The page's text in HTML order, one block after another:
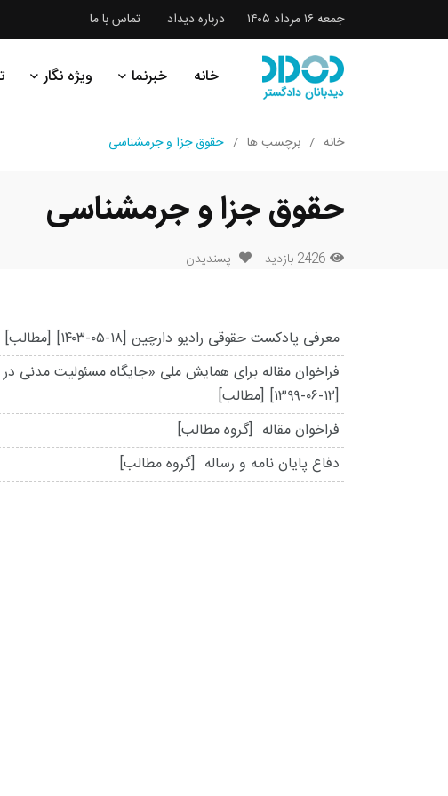
جمعه ۱۶ مرداد ۱۴۰۵ درباره دیداد تماس با ما
خانه خبرنما ویژه نگار
خانه برچسب ها حقوق جزا و جرمشناسی
حقوق جزا و جرمشناسی
2426 بازدید پسندیدن
معرفی پادکست حقوقی رادیو دارچین [۱۴۰۳-۰۵-۱۸] [مطالب]
فراخوان مقاله برای همایش ملی «جایگاه مسئولیت مدنی در
[۱۳۹۹-۰۶-۱۲] [مطالب]
فراخوان مقاله [گروه مطالب]
دفاع پایان نامه و رساله [گروه مطالب]